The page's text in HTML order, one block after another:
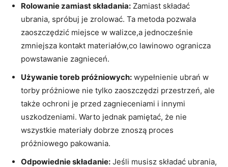
Rolowanie ⁣zamiast składania: Zamiast składać​
ubrania,⁢ spróbuj⁣ je ‌zrolować. Ta metoda⁤ pozwala
zaoszczędzić miejsce w walizce,a‍ jednocześnie
zmniejsza kontakt‍ materiałów,co lawinowo ogranicza
powstawanie zagnieceń.
Używanie toreb próżniowych: wypełnienie ​ubrań⁤ w ​
torby próżniowe nie⁢ tylko⁢ zaoszczędzi przestrzeń, ale
także ochroni je przed⁤ zagnieceniami i innymi
uszkodzeniami. ⁤Warto⁣ jednak ⁣pamiętać, że nie
wszystkie materiały dobrze znoszą⁤ proces
próżniowego pakowania.
Odpowiednie składanie: Jeśli musisz składać ubrania,